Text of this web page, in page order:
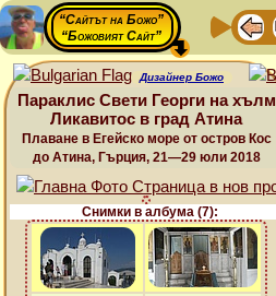
“Сайтът на Божо”
“Божовият Сайт”
Дизайнер Божо
Параклис Свети Георги на хълм
Ликавитос в град Атина
Плаване в Егейско море от остров Кос
до Атина, Гърция, 21—29 юли 2018
Снимки в албума (7):